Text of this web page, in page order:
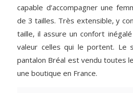
capable ­d’accompagner une
de 3 tailles. Très extensible, y
taille, il assure un confort
valeur celles qui le portent. Le
pantalon Bréal est vendu toutes
une boutique en France.